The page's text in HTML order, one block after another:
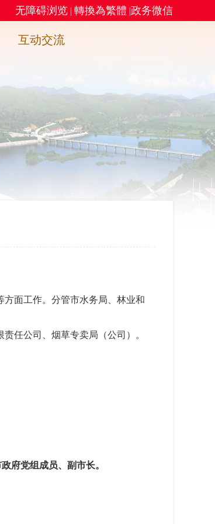
无障碍浏览 | 轉換為繁體 |政务微信
互动交流
面工作。分管市水务局、林业和
任公司、烟草专卖局（公司）。
府党组成员、副市长。